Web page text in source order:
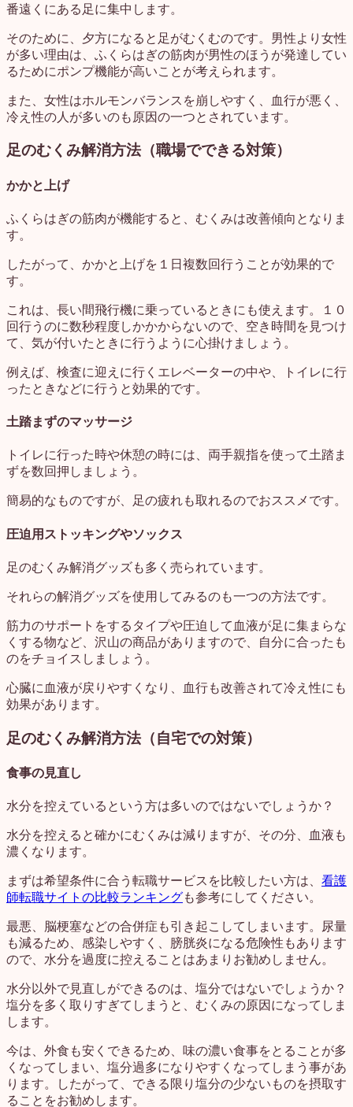
番遠くにある足に集中します。
そのために、夕方になると足がむくむのです。男性より女性
が多い理由は、ふくらはぎの筋肉が男性のほうが発達してい
るためにポンプ機能が高いことが考えられます。
また、女性はホルモンバランスを崩しやすく、血行が悪く、
冷え性の人が多いのも原因の一つとされています。
足のむくみ解消方法（職場でできる対策）
かかと上げ
ふくらはぎの筋肉が機能すると、むくみは改善傾向となりま
す。
したがって、かかと上げを１日複数回行うことが効果的で
す。
これは、長い間飛行機に乗っているときにも使えます。１０
回行うのに数秒程度しかかからないので、空き時間を見つけ
て、気が付いたときに行うように心掛けましょう。
例えば、検査に迎えに行くエレベーターの中や、トイレに行
ったときなどに行うと効果的です。
土踏まずのマッサージ
トイレに行った時や休憩の時には、両手親指を使って土踏ま
ずを数回押しましょう。
簡易的なものですが、足の疲れも取れるのでおススメです。
圧迫用ストッキングやソックス
足のむくみ解消グッズも多く売られています。
それらの解消グッズを使用してみるのも一つの方法です。
筋力のサポートをするタイプや圧迫して血液が足に集まらな
くする物など、沢山の商品がありますので、自分に合ったも
のをチョイスしましょう。
心臓に血液が戻りやすくなり、血行も改善されて冷え性にも
効果があります。
足のむくみ解消方法（自宅での対策）
食事の見直し
水分を控えているという方は多いのではないでしょうか？
水分を控えると確かにむくみは減りますが、その分、血液も
濃くなります。
まずは希望条件に合う転職サービスを比較したい方は、 看護
師転職サイトの比較ランキングも参考にしてください。
最悪、脳梗塞などの合併症も引き起こしてしまいます。尿量
も減るため、感染しやすく、膀胱炎になる危険性もあります
ので、水分を過度に控えることはあまりお勧めしません。
水分以外で見直しができるのは、塩分ではないでしょうか？
塩分を多く取りすぎてしまうと、むくみの原因になってしま
します。
今は、外食も安くできるため、味の濃い食事をとることが多
くなってしまい、塩分過多になりやすくなってしまう事があ
ります。したがって、できる限り塩分の少ないものを摂取す
ることをお勧めします。